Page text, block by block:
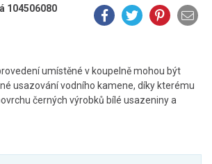
104506080
umístěné v koupelně mohou být
usazování vodního kamene, díky kterému
černých výrobků bílé usazeniny a